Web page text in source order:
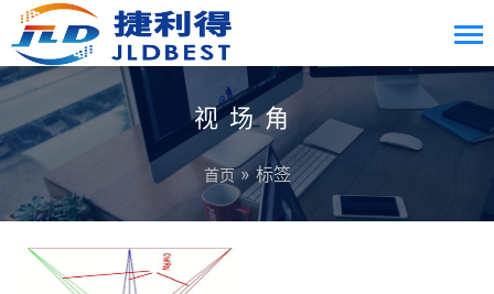
视场角
首页 » 标签